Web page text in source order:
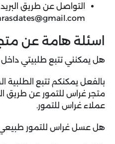
التواصل عن طريق البريد
اسئلة هامة عن
هل يمكنني تتبع طلبيتي
بالفعل يمكنكم تتبع
متجر غراس للتمور عن طريق
عملاء غراس للتمور.
هل عسل غراس للتمور طبيعي